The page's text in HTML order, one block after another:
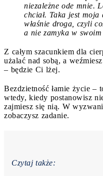
niezależne ode mnie.
chciał. Taka jest
właśnie droga, czyli
a nie zamyka w
Z całym szacunkiem dla
użalać nad sobą, a
– będzie Ci lżej.
Bezdzietność łamie życie –
wtedy, kiedy postanowisz
zajmiesz się nią. W
zobaczysz zadanie.
Czytaj także: